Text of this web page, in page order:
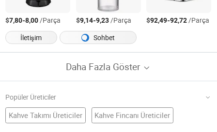
$7,80-8,00/Parça $9,14-9,23/Parça $92,49-92,72/Parça
İletişim
Sohbet
Daha Fazla Göster
Popüler Üreticiler
Kahve Takımı Üreticiler Kahve Fincanı Üreticiler